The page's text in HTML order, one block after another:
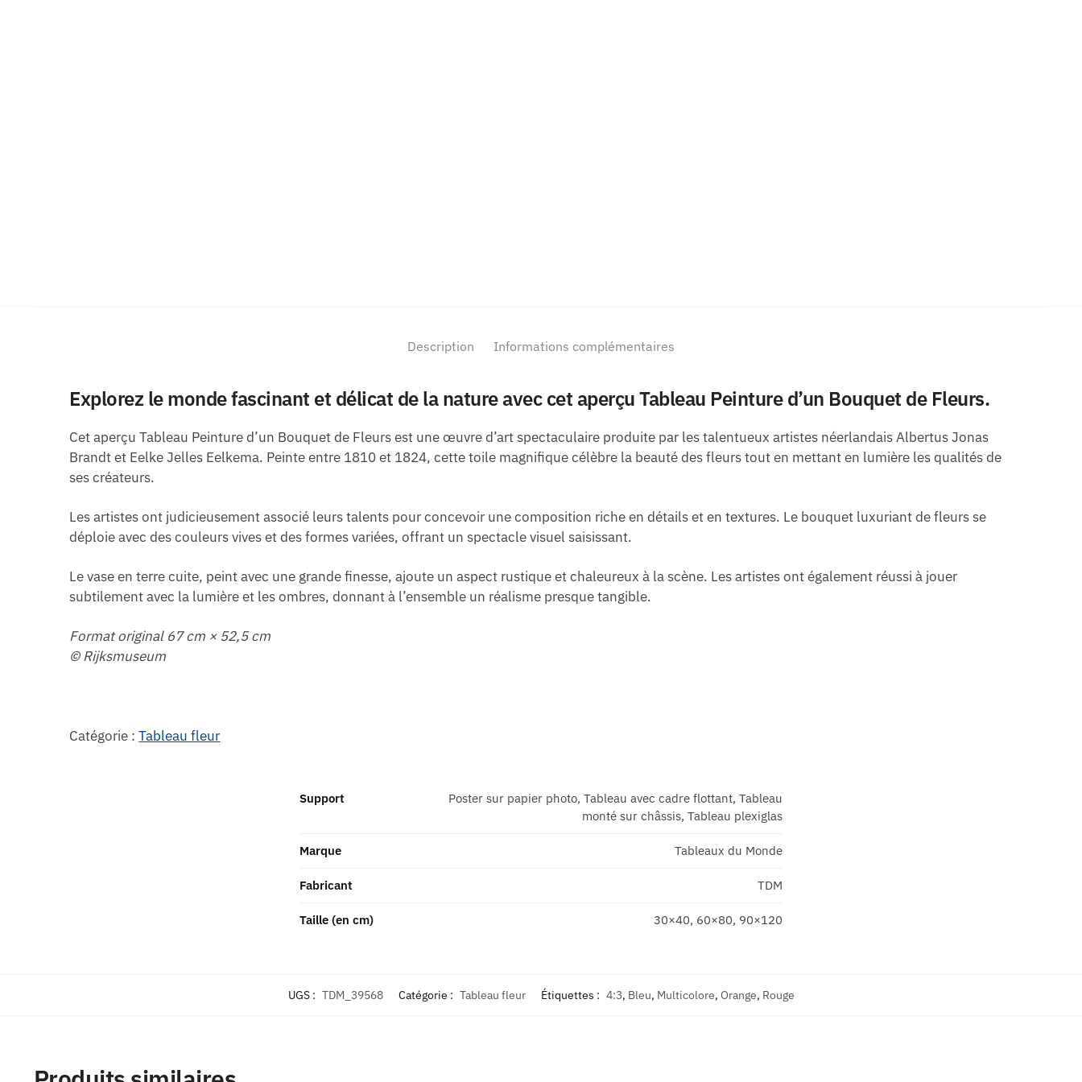
Description Informations complémentaires
Explorez le monde fascinant et délicat de la nature avec cet aperçu Tableau Peinture d’un Bouquet de Fleurs.
Cet aperçu Tableau Peinture d’un Bouquet de Fleurs est une œuvre d’art spectaculaire produite par les talentueux artistes néerlandais Albertus Jonas
Brandt et Eelke Jelles Eelkema. Peinte entre 1810 et 1824, cette toile magnifique célèbre la beauté des fleurs tout en mettant en lumière les qualités de
ses créateurs.
Les artistes ont judicieusement associé leurs talents pour concevoir une composition riche en détails et en textures. Le bouquet luxuriant de fleurs se
déploie avec des couleurs vives et des formes variées, offrant un spectacle visuel saisissant.
Le vase en terre cuite, peint avec une grande finesse, ajoute un aspect rustique et chaleureux à la scène. Les artistes ont également réussi à jouer
subtilement avec la lumière et les ombres, donnant à l’ensemble un réalisme presque tangible.
Format original 67 cm × 52,5 cm
© Rijksmuseum
Catégorie :Tableau fleur
Support
Poster sur papier photo, Tableau avec cadre flottant, Tableau
monté sur châssis, Tableau plexiglas
Marque Tableaux du Monde
Fabricant TDM
Taille (en cm) 30×40, 60×80, 90×120
UGS : TDM_39568 Catégorie : Tableau fleur Étiquettes : 4:3, Bleu, Multicolore, Orange, Rouge